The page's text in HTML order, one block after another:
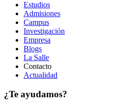
Estudios
Admisiones
Campus
Investigación
Empresa
Blogs
La Salle
Contacto
Actualidad
¿Te ayudamos?